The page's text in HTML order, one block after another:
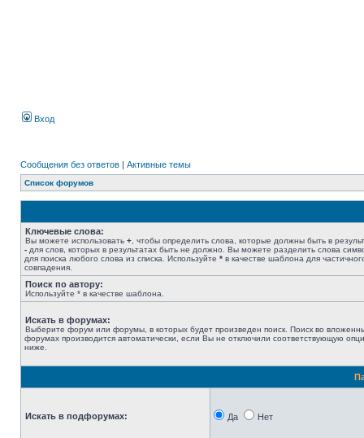
Вход
Сообщения без ответов | Активные темы
Список форумов
Ключевые слова:
Вы можете использовать + , чтобы определить слова, которые должны быть в
- для слов, которых в результатах быть не должно. Вы можете разделить слова
для поиска любого слова из списка. Используйте * в качестве шаблона для
совпадения.
Поиск по автору:
Используйте * в качестве шаблона.
Искать в форумах:
Выберите форум или форумы, в которых будет произведен поиск. Поиск во
форумах производится автоматически, если Вы не отключили соответствующую
ниже.
Искать в подфорумах: Да Нет